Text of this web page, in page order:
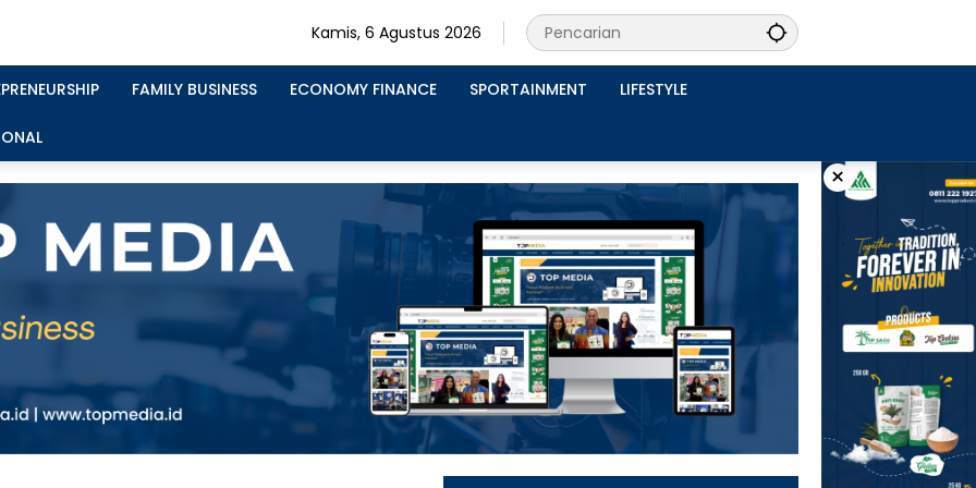
Kamis, 6 Agustus 2026
FAMILY BUSINESS ECONOMY FINANCE SPORTAINMENT LIFESTYLE
×